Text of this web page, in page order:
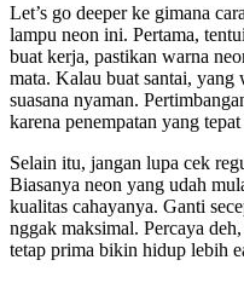
Let’s go deeper ke gimana
lampu neon ini. Pertama,
buat kerja, pastikan warna
mata. Kalau buat santai,
suasana nyaman.
karena penempatan yang
Selain itu, jangan lupa cek
Biasanya neon yang udah
kualitas cahayanya. Ganti
nggak maksimal. Percaya
tetap prima bikin hidup lebih